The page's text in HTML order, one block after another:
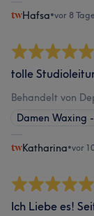
Hafsa•vor 8
tolle
Behandelt von
Damen Waxing
Katharina•vor
Ich Liebe es!